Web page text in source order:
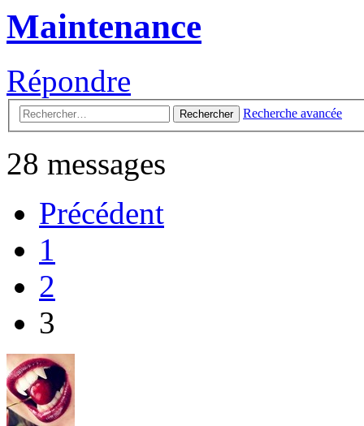
Maintenance
Répondre
Rechercher Recherche avancée
28 messages
Précédent
1
2
3